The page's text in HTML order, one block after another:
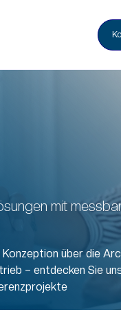
mit
über die
– entdecken Sie